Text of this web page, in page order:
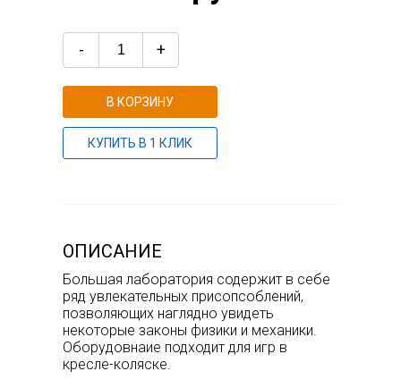
- +
В КОРЗИНУ
КУПИТЬ В 1 КЛИК
ОПИСАНИЕ
Большая лаборатория содержит в себе
ряд увлекательных присопсоблений,
позволяющих наглядно увидеть
некоторые законы физики и механики.
Оборудовнаие подходит для игр в
кресле-коляске.